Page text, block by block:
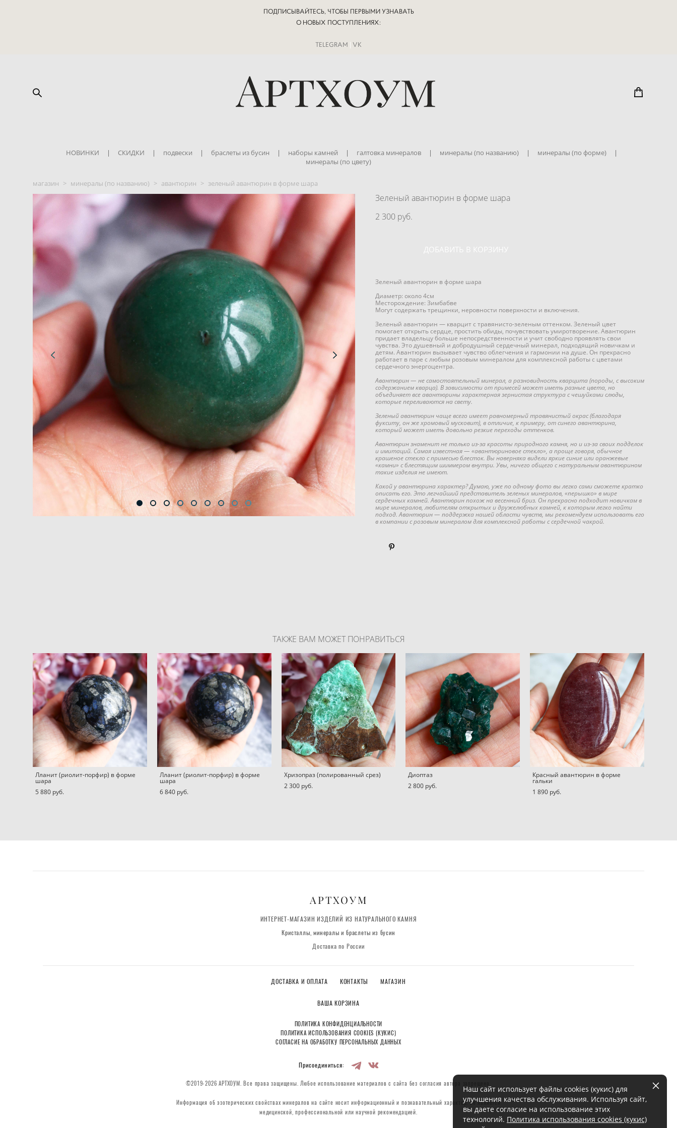
ПОДПИСЫВАЙТЕСЬ, ЧТОБЫ ПЕРВЫМИ УЗНАВАТЬ
О НОВЫХ ПОСТУПЛЕНИЯХ:
TELEGRAM | VK
НОВИНКИ | СКИДКИ | подвески | браслеты из бусин | наборы камней | галтовка минералов | минералы (по названию) | минералы (по форме)
|
минералы (по цвету)
магазин > минералы (по названию) > авантюрин > зеленый авантюрин в форме шара
Зеленый авантюрин в форме шара
2 300 pуб.
ДОБАВИТЬ В КОРЗИНУ
Зеленый авантюрин в форме шара
Диаметр: около 4см
Месторождение: Зимбабве
Могут содержать трещинки, неровности поверхности и включения.
Зеленый авантюрин — кварцит с травянисто-зеленым оттенком. Зеленый цвет
помогает открыть сердце, простить обиды, почувствовать умиротворение. Авантюрин
придает владельцу больше непосредственности и учит свободно проявлять свои
чувства. Это душевный и добродушный сердечный минерал, подходящий новичкам и
детям. Авантюрин вызывает чувство облегчения и гармонии на душе. Он прекрасно
работает в паре с любым розовым минералом для комплексной работы с цветами
сердечного энергоцентра.
Авантюрин — не самостоятельный минерал, а разновидность кварцита (породы, с высоким
содержанием кварца). В зависимости от примесей может иметь разные цвета, но
объединяет все авантюрины характерная зернистая структура с чешуйками слюды,
которые переливаются на свету.
Зеленый авантюрин чаще всего имеет равномерный травянистый окрас (благодаря
фукситу, он же хромовый мусковит), в отличие, к примеру, от синего авантюрина,
который может иметь довольно резкие переходы оттенков.
Авантюрин знаменит не только из-за красоты природного камня, но и из-за своих подделок
и имитаций. Самая известная — «авантюриновое стекло», а проще говоря, обычное
крашеное стекло с примесью блесток. Вы наверняка видели яркие синие или оранжевые
«камни» с блестящим шиммером внутри. Увы, ничего общего с натуральным авантюрином
такие изделия не имеют.
Какой у авантюрина характер? Думаю, уже по одному фото вы легко сами сможете кратко
описать его. Это легчайший представитель зеленых минералов, «перышко» в мире
сердечных камней. Авантюрин похож на весенний бриз. Он прекрасно подходит новичкам в
мире минералов, любителям открытых и дружелюбных камней, к которым легко найти
подход. Авантюрин — поддержка нашей области чувств, мы рекомендуем использовать его
в компании с розовым минералом для комплексной работы с сердечной чакрой.
ТАКЖЕ ВАМ МОЖЕТ ПОНРАВИТЬСЯ
Лланит (риолит-порфир) в форме
шара
5 880 pуб.
Лланит (риолит-порфир) в форме
шара
6 840 pуб.
Хризопраз (полированный срез)
2 300 pуб.
Диоптаз
2 800 pуб.
Красный авантюрин в форме
гальки
1 890 pуб.
АРТХОУМ
ИНТЕРНЕТ-МАГАЗИН ИЗДЕЛИЙ ИЗ НАТУРАЛЬНОГО КАМНЯ
Кристаллы, минералы и браслеты из бусин
Доставка по России
ДОСТАВКА И ОПЛАТА КОНТАКТЫ МАГАЗИН
ВАША КОРЗИНА
ПОЛИТИКА КОНФИДЕНЦИАЛЬНОСТИ
ПОЛИТИКА ИСПОЛЬЗОВАНИЯ COOKIES (КУКИС)
СОГЛАСИЕ НА ОБРАБОТКУ ПЕРСОНАЛЬНЫХ ДАННЫХ
Присоединиться:
©2019-2026 АРТХОУМ. Все права защищены. Любое использование материалов с сайта без согласия автора запрещено.
Информация об эзотерических свойствах минералов на сайте носит информационный и познавательный характер, не является
медицинской, профессиональной или научной рекомендацией.
Наш сайт использует файлы cookies (кукис) для
улучшения качества обслуживания. Используя сайт,
вы даете согласие на использование этих
технологий. Политика использования cookies (кукис)